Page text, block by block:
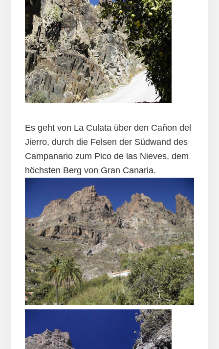
Es geht von La Culata über den Cañon del
Jierro, durch die Felsen der Südwand des
Campanario zum Pico de las Nieves, dem
höchsten Berg von Gran Canaria.